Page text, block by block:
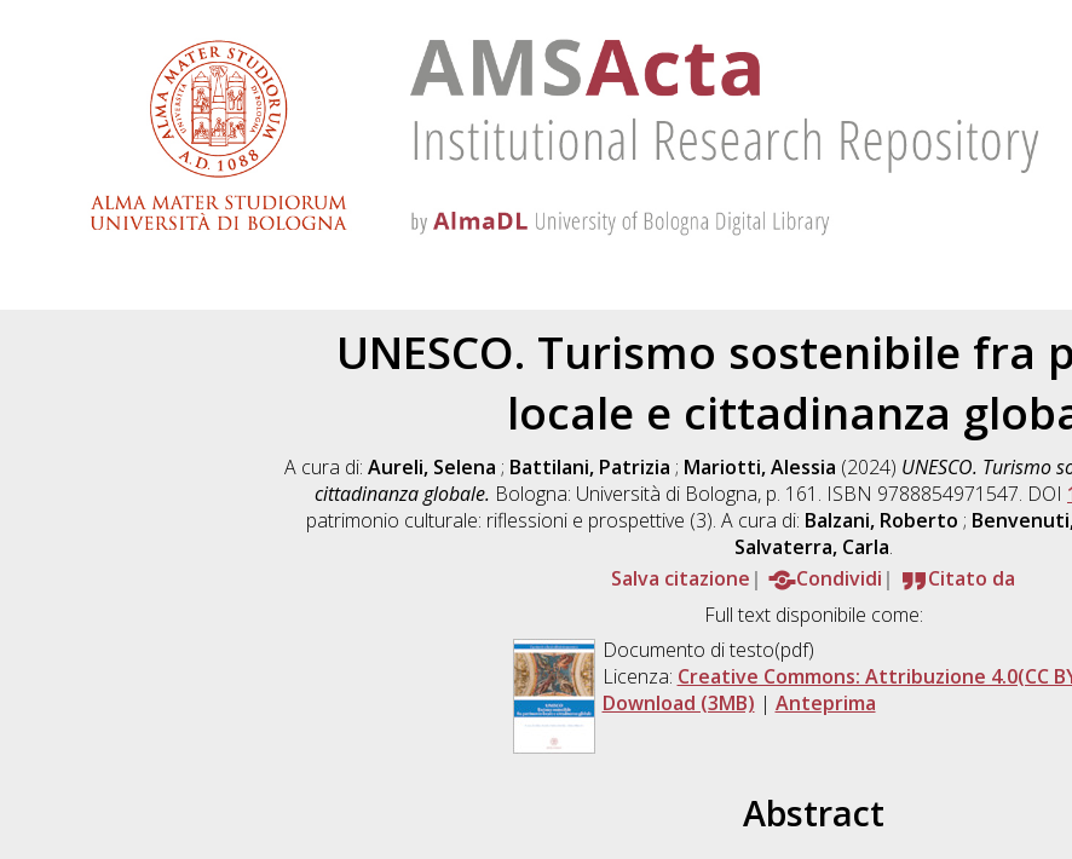
UNESCO. Turismo sostenibile fra
locale e cittadinanza
A cura di: Aureli, Selena ; Battilani, Patrizia ; Mariotti, Alessia (2024) UNESCO. Turismo
cittadinanza globale. Bologna: Università di Bologna, p. 161. ISBN 9788854971547. DOI
patrimonio culturale: riflessioni e prospettive (3). A cura di: Balzani, Roberto ;
Salvaterra, Carla.
Salva citazione
Condividi
Citato da
Full text disponibile come:
Documento di testo(pdf)
Licenza: Creative Commons: Attribuzione 4.0(CC
Download (3MB) | Anteprima
Abstract